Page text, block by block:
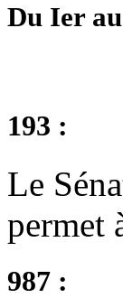
Du Ier
193 :
Le
permet
987 :